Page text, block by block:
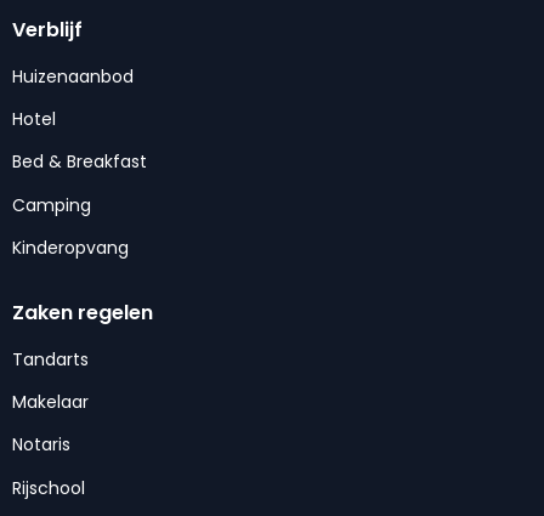
Verblijf
Huizenaanbod
Hotel
Bed & Breakfast
Camping
Kinderopvang
Zaken regelen
Tandarts
Makelaar
Notaris
Rijschool